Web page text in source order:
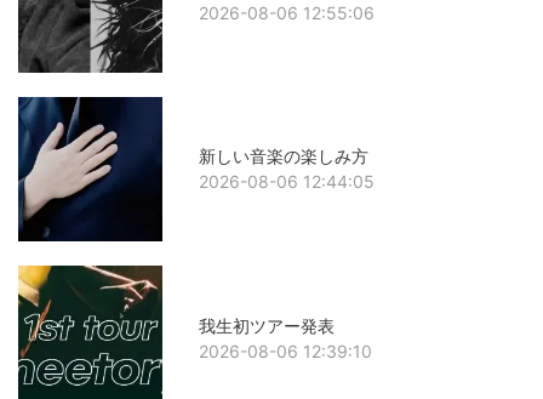
2026-08-06 12:55:06
新しい音楽の楽しみ方
2026-08-06 12:44:05
我生初ツアー発表
2026-08-06 12:39:10